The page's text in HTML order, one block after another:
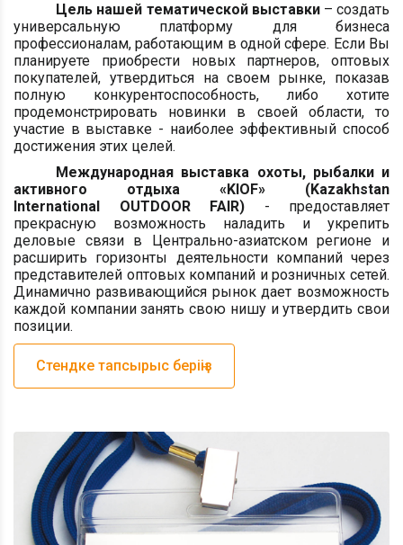
Цель нашей тематической выставки– создать
универсальную платформу для бизнеса
профессионалам, работающим в одной сфере. Если Вы
планируете приобрести новых партнеров, оптовых
покупателей, утвердиться на своем рынке, показав
полную конкурентоспособность, либо хотите
продемонстрировать новинки в своей области, то
участие в выставке - наиболее эффективный способ
достижения этих целей.
Международная выставка охоты, рыбалки и
активного отдыха
«KIOF» (Kazakhstan
International OUTDOOR FAIR) -
предоставляет
прекрасную возможность наладить и укрепить
деловые связи в Центрально-азиатском регионе и
расширить горизонты деятельности компаний через
представителей оптовых компаний и розничных сетей.
Динамично развивающийся рынок дает возможность
каждой компании занять свою нишу и утвердить свои
позиции.
Стендке тапсырыс беріңіз